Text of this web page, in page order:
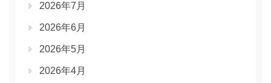
2026年7月
2026年6月
2026年5月
2026年4月